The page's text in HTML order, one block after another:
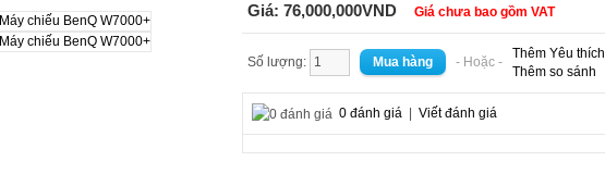
Giá: 76,000,000VND Giá chưa bao gồm VAT
Số lượng: - Hoặc -
Thêm Yêu thích
Thêm so sánh
0 đánh giá| Viết đánh giá